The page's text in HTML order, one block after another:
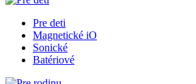
Pre deti
Magnetické iO
Sonické
Batériové